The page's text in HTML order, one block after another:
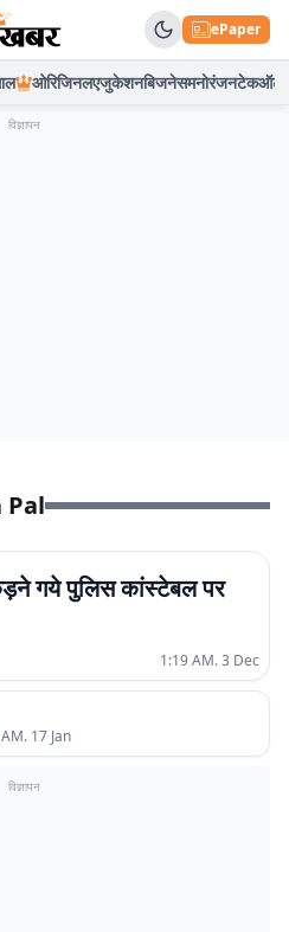
ePaper
ओरिजिनलएजुकेशनबिजनेसमनोरंजनटेकऑटो
विज्ञापन
गये पुलिस कांस्टेबल पर
1:19 AM. 3 Dec
17 Jan
विज्ञापन